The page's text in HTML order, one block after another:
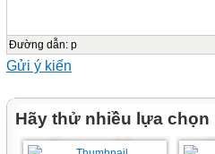
Đường dẫn: p
Gửi ý kiến
Hãy thử nhiều lựa chọn